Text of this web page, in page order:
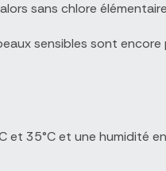
sans chlore
sensibles sont
et 35°C et une humidité